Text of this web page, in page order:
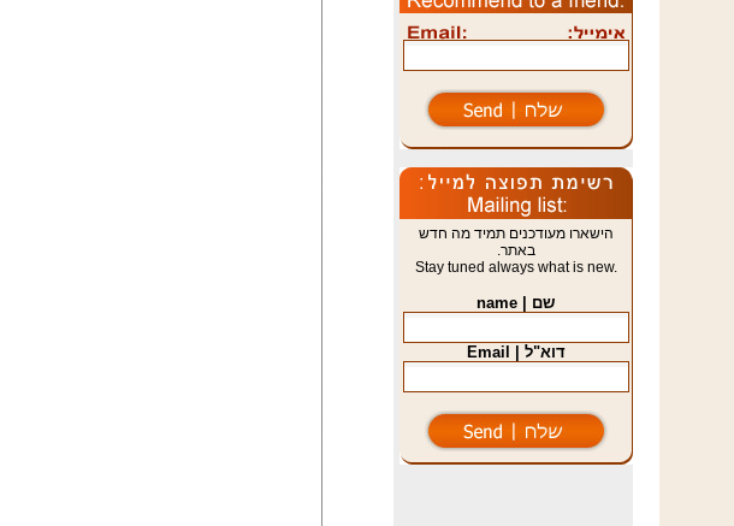
הישארו מעודכנים תמיד מה חדש
באתר.
Stay tuned always what is new.
שם | name
דוא"ל | Email